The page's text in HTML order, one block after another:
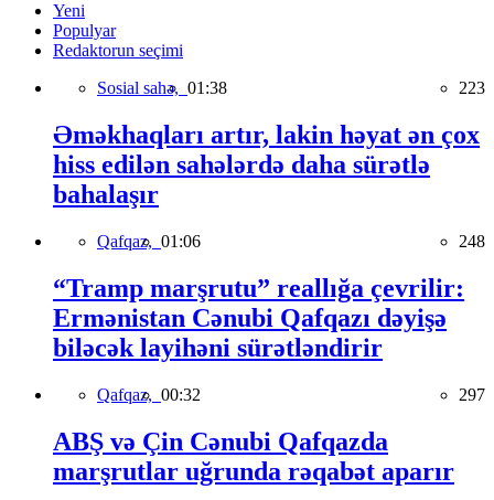
Yeni
Populyar
Redaktorun seçimi
Sosial sahə, 01:38 223
Əməkhaqları artır, lakin həyat ən çox
hiss edilən sahələrdə daha sürətlə
bahalaşır
Qafqaz, 01:06 248
“Tramp marşrutu” reallığa çevrilir:
Ermənistan Cənubi Qafqazı dəyişə
biləcək layihəni sürətləndirir
Qafqaz, 00:32 297
ABŞ və Çin Cənubi Qafqazda
marşrutlar uğrunda rəqabət aparır